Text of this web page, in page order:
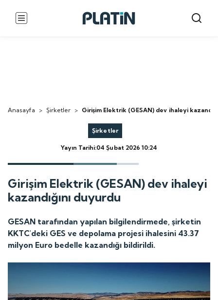
Anasayfa > Şirketler > Girişim Elektrik (GESAN) dev ihaleyi
Şirketler
Yayın Tarihi:04 Şubat 2026 10:24
Girişim Elektrik (GESAN) dev ihaleyi
kazandığını duyurdu
GESAN tarafından yapılan bilgilendirmede, şirketin
KKTC'deki GES ve depolama projesi ihalesini 43.37
milyon Euro bedelle kazandığı bildirildi.